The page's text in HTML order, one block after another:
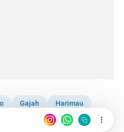
Gajah
Harimau
Pendidikan
Rumah